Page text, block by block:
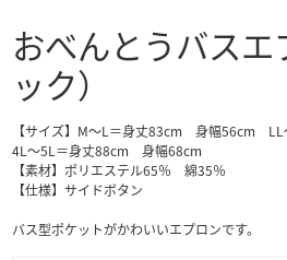
おべんとうバスエ
ック）
【サイズ】M～L＝身丈83cm 身幅56cm
4L〜5L＝身丈88cm 身幅68cm
【素材】ポリエステル65％ 綿35％
【仕様】サイドボタン
バス型ポケットがかわいいエプロンです。